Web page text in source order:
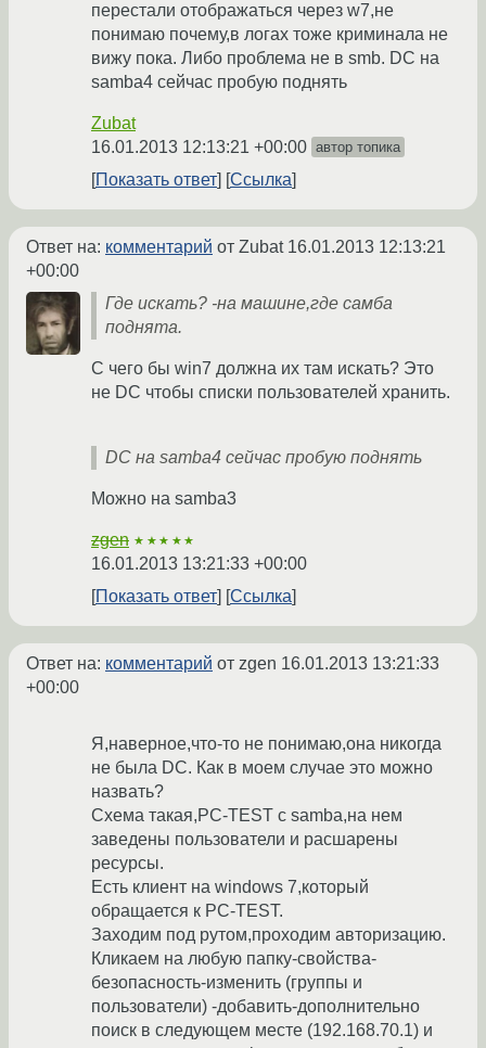
перестали отображаться через w7,не
понимаю почему,в логах тоже криминала не
вижу пока. Либо проблема не в smb. DC на
samba4 сейчас пробую поднять
Zubat
16.01.2013 12:13:21 +00:00 автор топика
Показать ответ Ссылка
Ответ на: комментарий от Zubat 16.01.2013 12:13:21
+00:00
Где искать? -на машине,где самба
поднята.
С чего бы win7 должна их там искать? Это
не DC чтобы списки пользователей хранить.
DC на samba4 сейчас пробую поднять
Можно на samba3
zgen ★★★★★
16.01.2013 13:21:33 +00:00
Показать ответ
Ссылка
Ответ на: комментарий от zgen 16.01.2013 13:21:33
+00:00
Я,наверное,что-то не понимаю,она никогда
не была DC. Как в моем случае это можно
назвать?
Схема такая,PC-TEST с samba,на нем
заведены пользователи и расшарены
ресурсы.
Есть клиент на windows 7,который
обращается к PC-TEST.
Заходим под рутом,проходим авторизацию.
Кликаем на любую папку-свойства-
безопасность-изменить (группы и
пользователи) -добавить-дополнительно
поиск в следующем месте (192.168.70.1) и